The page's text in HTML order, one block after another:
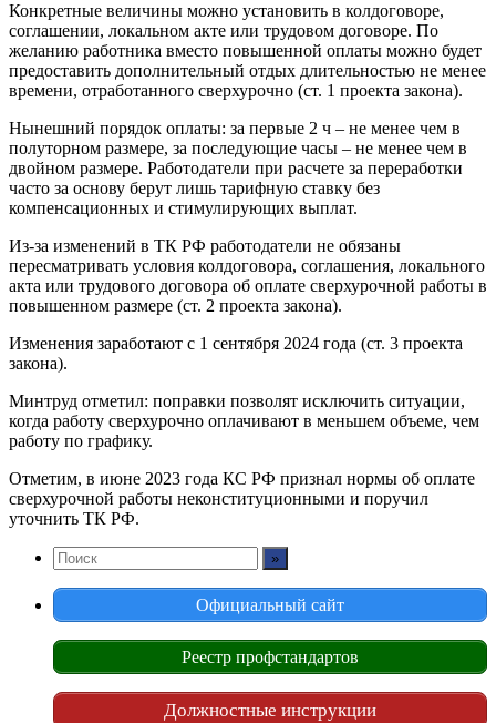
Конкретные величины можно установить в колдоговоре,
соглашении, локальном акте или трудовом договоре. По
желанию работника вместо повышенной оплаты можно будет
предоставить дополнительный отдых длительностью не менее
времени, отработанного сверхурочно (ст. 1 проекта закона).
Нынешний порядок оплаты: за первые 2 ч – не менее чем в
полуторном размере, за последующие часы – не менее чем в
двойном размере. Работодатели при расчете за переработки
часто за основу берут лишь тарифную ставку без
компенсационных и стимулирующих выплат.
Из-за изменений в ТК РФ работодатели не обязаны
пересматривать условия колдоговора, соглашения, локального
акта или трудового договора об оплате сверхурочной работы в
повышенном размере (ст. 2 проекта закона).
Изменения заработают с 1 сентября 2024 года (ст. 3 проекта
закона).
Минтруд отметил: поправки позволят исключить ситуации,
когда работу сверхурочно оплачивают в меньшем объеме, чем
работу по графику.
Отметим, в июне 2023 года КС РФ признал нормы об оплате
сверхурочной работы неконституционными и поручил
уточнить ТК РФ.
Официальный сайт
Реестр профстандартов
Должностные инструкции